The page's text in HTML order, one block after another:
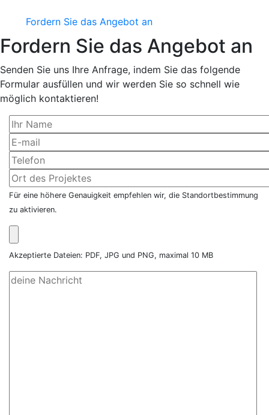
Fordern Sie das Angebot an
Fordern Sie das Angebot an
Senden Sie uns Ihre Anfrage, indem Sie das folgende
Formular ausfüllen und wir werden Sie so schnell wie
möglich kontaktieren!
Für eine höhere Genauigkeit empfehlen wir, die Standortbestimmung
zu aktivieren.
Akzeptierte Dateien: PDF, JPG und PNG, maximal 10 MB